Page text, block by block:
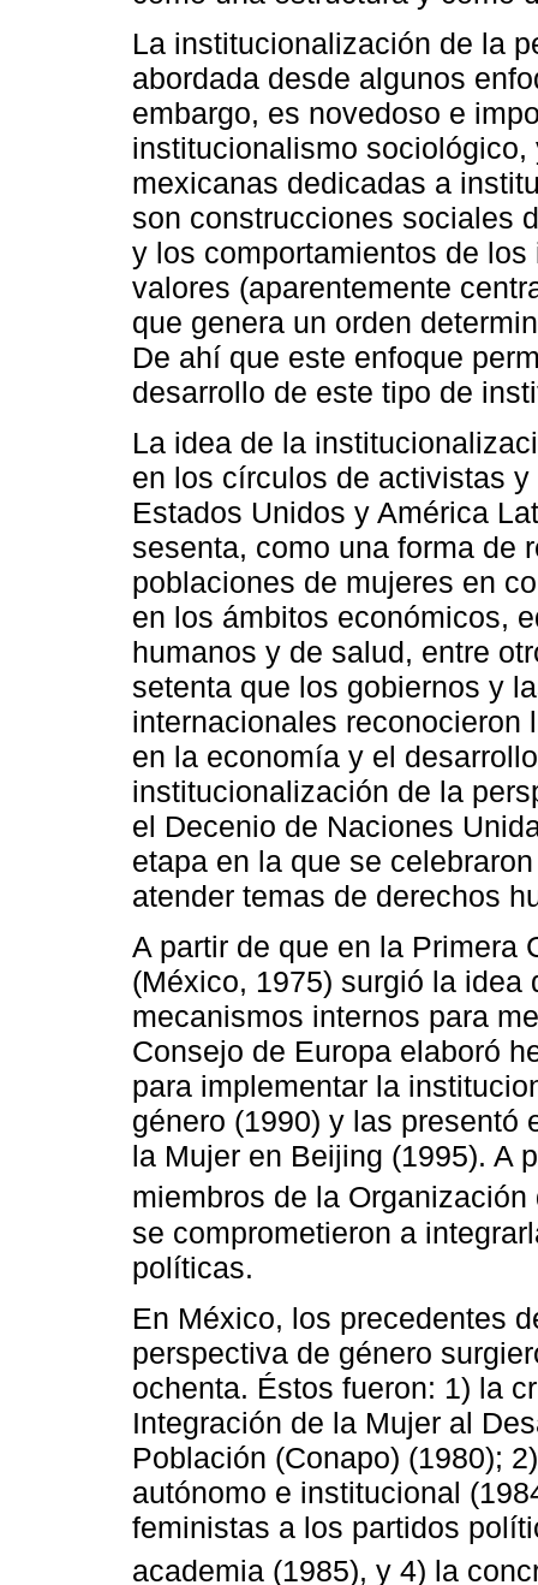
La institucionalización de la
abordada desde algunos
embargo, es novedoso e
institucionalismo
mexicanas dedicadas a
son construcciones sociales
y los comportamientos de
valores (aparentemente
que genera un orden
De ahí que este enfoque
desarrollo de este tipo de
La idea de la
en los círculos de activistas
Estados Unidos y América
sesenta, como una forma de
poblaciones de mujeres en
en los ámbitos económicos,
humanos y de salud, entre
setenta que los gobiernos y
internacionales
en la economía y el
institucionalización de la
el Decenio de Naciones
etapa en la que se
atender temas de derechos
A partir de que en la Primera
(México, 1975) surgió la
mecanismos internos para
Consejo de Europa elaboró
para implementar la
género (1990) y las presentó
la Mujer en Beijing (1995). A
miembros de la
se comprometieron a
políticas.
En México, los precedentes
perspectiva de género
ochenta. Éstos fueron: 1) la
Integración de la Mujer al
Población (Conapo) (1980);
autónomo e institucional
feministas a los partidos
academia (1985), y 4) la